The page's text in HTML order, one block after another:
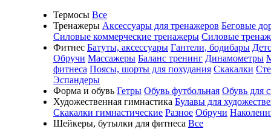
Термосы Все
Тренажеры Аксессуары для тренажеров Беговые
Силовые коммерческие тренажеры Силовые
Фитнес Батуты, аксессуары Гантели, бодибары
Обручи Массажеры Баланс тренинг Динамометры
фитнеса Поясы, шорты для похудания Скакалки
Эспандеры
Форма и обувь Гетры Обувь футбольная Обувь для
Художественная гимнастика Булавы для
Скакалки гимнастические Разное Обручи
Шейкеры, бутылки для фитнеса Все